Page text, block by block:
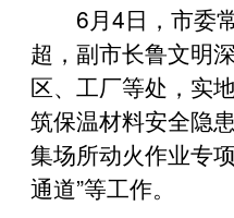
6月4日，市委
超，副市长鲁文明
区、工厂等处，实
筑保温材料安全隐
集场所动火作业专
通道”等工作。